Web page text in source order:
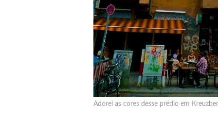
Adorei as cores desse prédio em